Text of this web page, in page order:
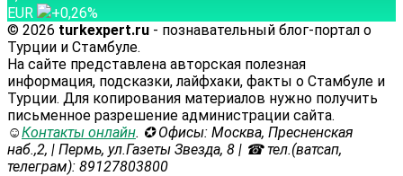
EUR
+0,26%
© 2026 turkexpert.ru - познавательный блог-портал о
Турции и Стамбуле.
На сайте представлена авторская полезная
информация, подсказки, лайфхаки, факты о Стамбуле и
Турции. Для копирования материалов нужно получить
письменное разрешение администрации сайта.
☺Контакты онлайн. ✪ Офисы: Москва, Пресненская
наб.,2, | Пермь, ул.Газеты Звезда, 8 | ☎ тел.(ватсап,
телеграм): 89127803800